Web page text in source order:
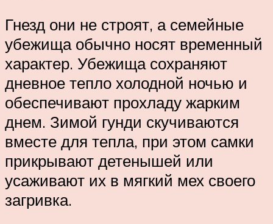
Гнезд они не строят, а семейные
убежища обычно носят временный
характер. Убежища сохраняют
дневное тепло холодной ночью и
обеспечивают прохладу жарким
днем. Зимой гунди скучиваются
вместе для тепла, при этом самки
прикрывают детенышей или
усаживают их в мягкий мех своего
загривка.